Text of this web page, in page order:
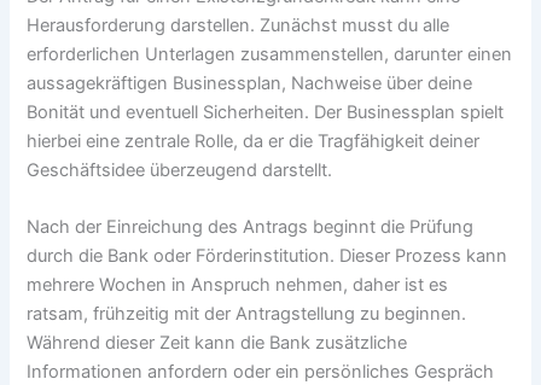
Herausforderung darstellen. Zunächst musst du alle
erforderlichen Unterlagen zusammenstellen, darunter einen
aussagekräftigen Businessplan, Nachweise über deine
Bonität und eventuell Sicherheiten. Der Businessplan spielt
hierbei eine zentrale Rolle, da er die Tragfähigkeit deiner
Geschäftsidee überzeugend darstellt.
Nach der Einreichung des Antrags beginnt die Prüfung
durch die Bank oder Förderinstitution. Dieser Prozess kann
mehrere Wochen in Anspruch nehmen, daher ist es
ratsam, frühzeitig mit der Antragstellung zu beginnen.
Während dieser Zeit kann die Bank zusätzliche
Informationen anfordern oder ein persönliches Gespräch